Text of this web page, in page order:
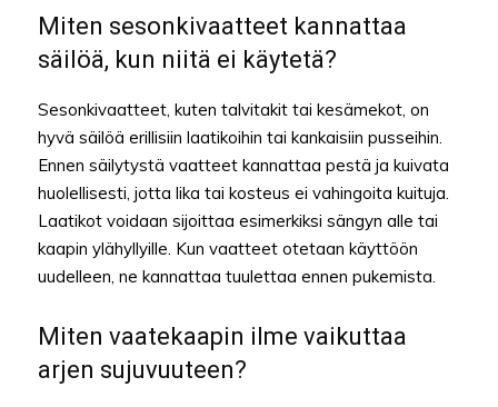
Miten sesonkivaatteet kannattaa
säilöä, kun niitä ei käytetä?
Sesonkivaatteet, kuten talvitakit tai kesämekot, on
hyvä säilöä erillisiin laatikoihin tai kankaisiin pusseihin.
Ennen säilytystä vaatteet kannattaa pestä ja kuivata
huolellisesti, jotta lika tai kosteus ei vahingoita kuituja.
Laatikot voidaan sijoittaa esimerkiksi sängyn alle tai
kaapin ylähyllyille. Kun vaatteet otetaan käyttöön
uudelleen, ne kannattaa tuulettaa ennen pukemista.
Miten vaatekaapin ilme vaikuttaa
arjen sujuvuuteen?